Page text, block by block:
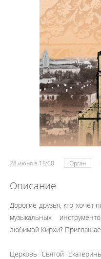
28 июня в 15:00 Орган
Описание
Дорогие друзья, кто хочет
музыкальных
любимой Кирхи?
Церковь Святой